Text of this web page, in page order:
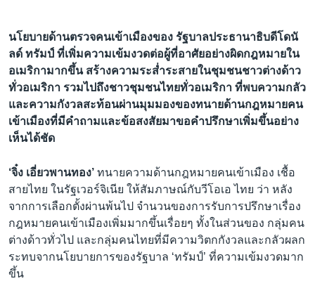
นโยบายด้านตรวจคนเข้าเมืองของ รัฐบาลประธานาธิบดีโดนั
ลด์ ทรัมป์ ที่เพิ่มความเข้มงวดต่อผู้ที่อาศัยอย่างผิดกฎหมายใน
อเมริกามากขึ้น สร้างความระส่ำระสายในชุมชนชาวต่างด้าว
ทั่วอเมริกา รวมไปถึงชาวชุมชนไทยทั่วอเมริกา ที่พบความกลัว
และความกังวลสะท้อนผ่านมุมมองของทนายด้านกฎหมายคน
เข้าเมืองที่มีคำถามและข้อสงสัยมาขอคำปรึกษาเพิ่มขึ้นอย่าง
เห็นได้ชัด
‘จิ๋ง เอี่ยวพานทอง’ ทนายความด้านกฎหมายคนเข้าเมือง เชื้อ
สายไทย ในรัฐเวอร์จิเนีย ให้สัมภาษณ์กับวีโอเอ ไทย ว่า หลัง
จากการเลือกตั้งผ่านพ้นไป จำนวนของการรับการปรึกษาเรื่อง
กฎหมายคนเข้าเมืองเพิ่มมากขึ้นเรื่อยๆ ทั้งในส่วนของ กลุ่มคน
ต่างด้าวทั่วไป และกลุ่มคนไทยที่มีความวิตกกังวลและกลัวผลก
ระทบจากนโยบายการของรัฐบาล ‘ทรัมป์’ ที่ความเข้มงวดมาก
ขึ้น